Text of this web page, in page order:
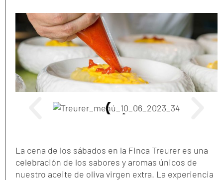
La cena de los sábados en la Finca Treurer es una
celebración de los sabores y aromas únicos de
nuestro aceite de oliva virgen extra. La experiencia